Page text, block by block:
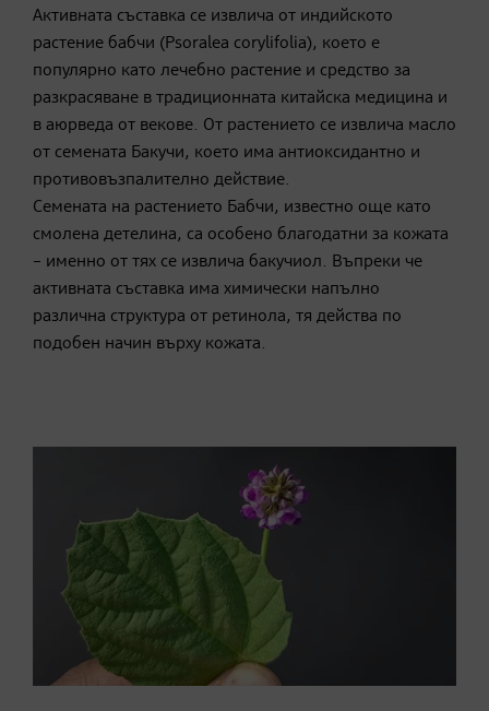
Активната съставка се извлича от индийското
растение бабчи (Psoralea corylifolia), което е
популярно като лечебно растение и средство за
разкрасяване в традиционната китайска медицина и
в аюрведа от векове. От растението се извлича масло
от семената Бакучи, което има антиоксидантно и
противовъзпалително действие.
Семената на растението Бабчи, известно още като
смолена детелина, са особено благодатни за кожата
– именно от тях се извлича бакучиол. Въпреки че
активната съставка има химически напълно
различна структура от ретинола, тя действа по
подобен начин върху кожата.